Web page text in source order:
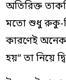
অতিরিক্ত
মতো শুধু রুকু-
কারণেই
হয়” তা নিয়ে